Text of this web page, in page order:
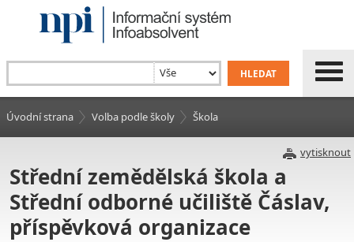
Úvodní strana Volba podle školy Škola
vytisknout
Střední zemědělská škola a
Střední odborné učiliště Čáslav,
příspěvková organizace